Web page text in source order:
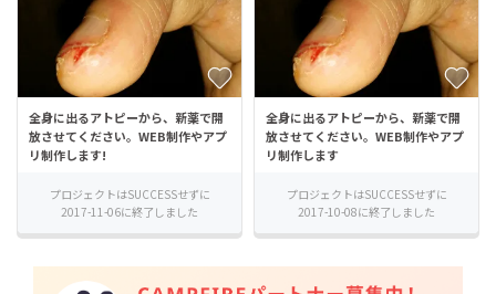
全身に出るアトピーから、新薬で開
放させてください。WEB制作やアプ
リ制作します!
プロジェクトはSUCCESSせずに
2017-11-06に終了しました
全身に出るアトピーから、新薬で開
放させてください。WEB制作やアプ
リ制作します
プロジェクトはSUCCESSせずに
2017-10-08に終了しました